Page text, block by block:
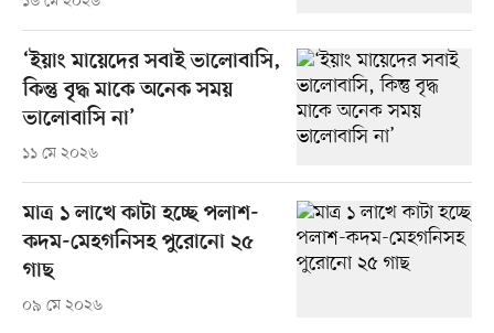
‘ইয়াং মায়েদের সবাই ভালোবাসি,
কিন্তু বৃদ্ধ মাকে অনেক সময়
ভালোবাসি না’
১১ মে ২০২৬
মাত্র ১ লাখে কাটা হচ্ছে পলাশ-
কদম-মেহগনিসহ পুরোনো ২৫
গাছ
০৯ মে ২০২৬